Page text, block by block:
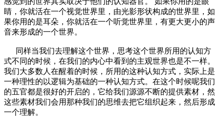
睛，你就活在一个视觉世界里，由光影形状构成的世界里，如
果你用的是耳朵，你就活在一个听觉世界里，有更大更小的声
音来形成的一个世界。
同样当我们去理解这个世界，思考这个世界所用的认知方
式不同的时候，在我们的内心中看到的主观世界也是不一样。
我们大多数人在醒着的时候，所用的这种认知方式，实际上是
一种理性的以逻辑为基础的一种认知方式。在这个时候呢我们
的五官都是很好的开启的，它给我们源源不断的提供素材，然
这些素材我们会用那种我们的思维去把它组织起来，然后形成
一个理解。